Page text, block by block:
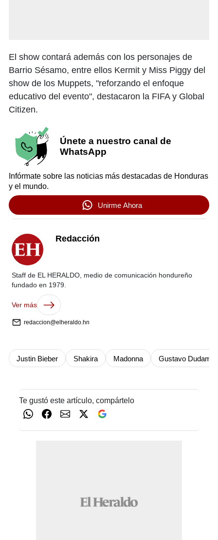
El show contará además con los personajes de
Barrio Sésamo, entre ellos Kermit y Miss Piggy del
show de los Muppets, "reforzando el enfoque
educativo del evento", destacaron la FIFA y Global
Citizen.
Únete a nuestro canal de
WhatsApp
Infórmate sobre las noticias más destacadas de Honduras
y el mundo.
Unirme Ahora
Redacción
Staff de EL HERALDO, medio de comunicación hondureño
fundado en 1979.
Ver más
redaccion@elheraldo.hn
Justin Bieber Shakira Madonna Gustavo Dudamel
Te gustó este artículo, compártelo